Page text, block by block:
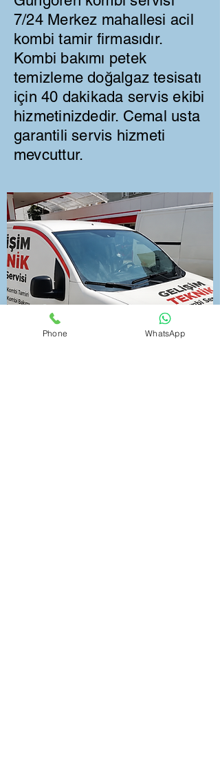
7/24 Merkez mahallesi acil
kombi tamir firmasıdır.
Kombi bakımı petek
temizleme doğalgaz tesisatı
için 40 dakikada servis ekibi
hizmetinizdedir. Cemal usta
garantili servis hizmeti
mevcuttur.
Phone WhatsApp